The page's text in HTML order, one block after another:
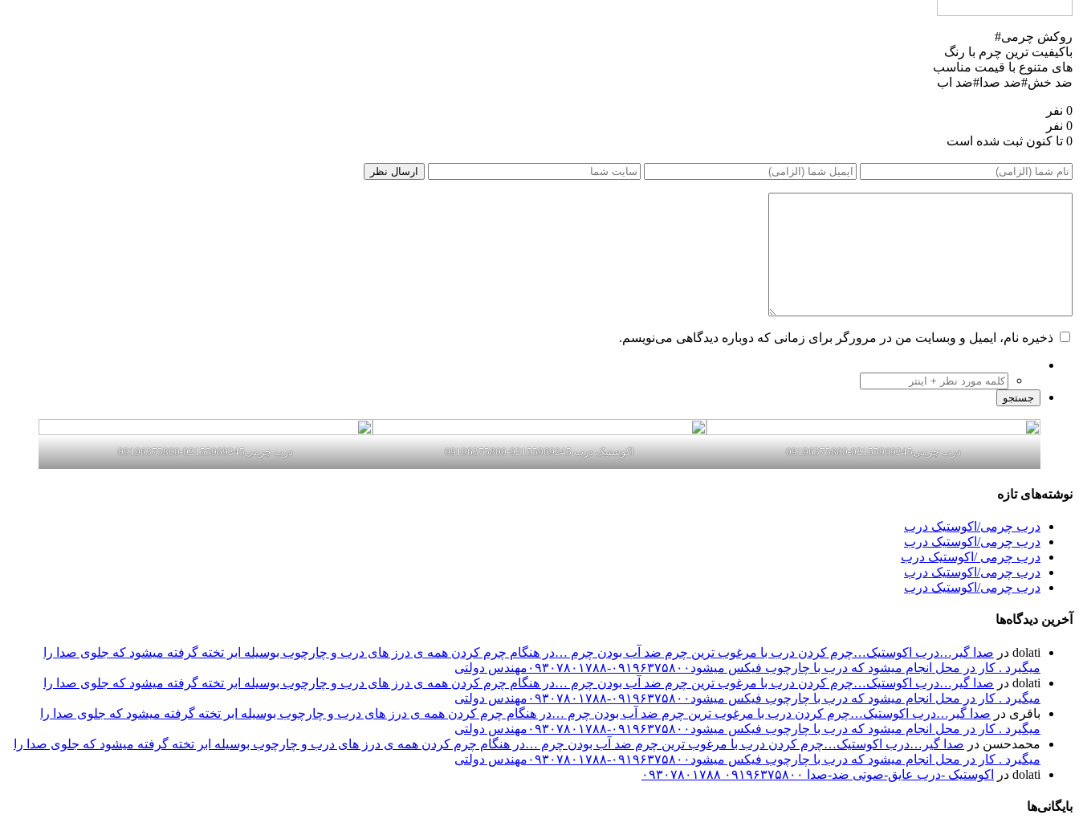
روکش چرمی#
باکیفیت ترین چرم با رنگ
های متنوع با قیمت مناسب
ضد خش#ضد صدا#ضد اب
0 نفر
0 نفر
0 تا کنون ثبت شده است
ذخیره نام، ایمیل و وبسایت من در مرورگر برای زمانی که دوباره دیدگاهی می‌نویسم.
درب چرمی02155969245-09196375800 اکوستیک درب 02155969245-09196375800 درب چرمی02155969245-09196375800
نوشته‌های تازه
درب چرمی/اکوستیک درب
درب چرمی/اکوستیک درب
درب چرمی /اکوستیک درب
درب چرمی/اکوستیک درب
درب چرمی/اکوستیک درب
آخرین دیدگاه‌ها
dolati در صدا گیر…درب اکوستیک…چرم کردن درب با مرغوب ترین چرم ضد آب بودن چرم …در هنگام چرم کردن همه ی درز های درب و چارچوب بوسیله ابر تخته گرفته میشود که جلوی صدا را
میگیرد . کار در محل انجام میشود که درب با چارچوب فیکس میشود۰۹۱۹۶۳۷۵۸۰۰-۰۹۳۰۷۸۰۱۷۸۸مهندس دولتی
dolati در صدا گیر…درب اکوستیک…چرم کردن درب با مرغوب ترین چرم ضد آب بودن چرم …در هنگام چرم کردن همه ی درز های درب و چارچوب بوسیله ابر تخته گرفته میشود که جلوی صدا را
میگیرد . کار در محل انجام میشود که درب با چارچوب فیکس میشود۰۹۱۹۶۳۷۵۸۰۰-۰۹۳۰۷۸۰۱۷۸۸مهندس دولتی
باقری در صدا گیر…درب اکوستیک…چرم کردن درب با مرغوب ترین چرم ضد آب بودن چرم …در هنگام چرم کردن همه ی درز های درب و چارچوب بوسیله ابر تخته گرفته میشود که جلوی صدا را
میگیرد . کار در محل انجام میشود که درب با چارچوب فیکس میشود۰۹۱۹۶۳۷۵۸۰۰-۰۹۳۰۷۸۰۱۷۸۸مهندس دولتی
محمدحسن در صدا گیر…درب اکوستیک…چرم کردن درب با مرغوب ترین چرم ضد آب بودن چرم …در هنگام چرم کردن همه ی درز های درب و چارچوب بوسیله ابر تخته گرفته میشود که جلوی صدا را
میگیرد . کار در محل انجام میشود که درب با چارچوب فیکس میشود۰۹۱۹۶۳۷۵۸۰۰-۰۹۳۰۷۸۰۱۷۸۸مهندس دولتی
dolati در اکوستیک -درب عایق-صوتی ضد-صدا ۰۹۱۹۶۳۷۵۸۰۰ ۰۹۳۰۷۸۰۱۷۸۸
بایگانی‌ها